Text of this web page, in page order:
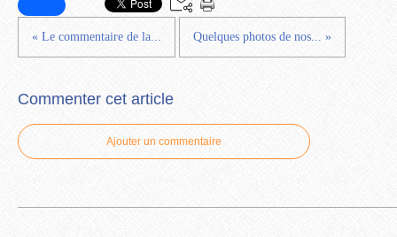
« Le commentaire de la... Quelques photos de nos... »
Commenter cet article
Ajouter un commentaire